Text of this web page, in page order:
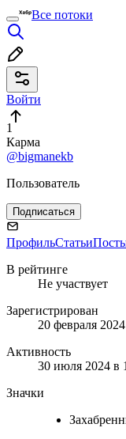
Все потоки
Войти
1
Карма
@bigmanekb
Пользователь
Подписаться
ПрофильСтатьи
В рейтинге
Не участвует
Зарегистрирован
20 февраля 2024
Активность
30 июля 2024 в
Значки